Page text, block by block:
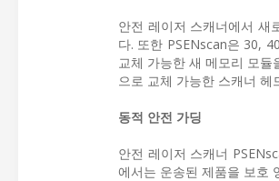
안전 레이저 스캐너에서 새
다. 또한 PSENscan은 30,
교체 가능한 새 메모리 모
으로 교체 가능한 스캐너
동적 안전 가딩
안전 레이저 스캐너
에서는 운송된 제품을 보호